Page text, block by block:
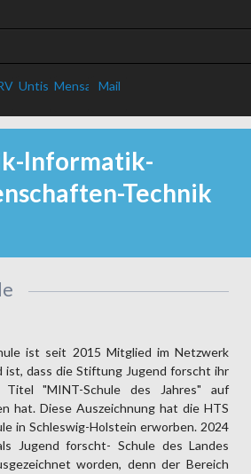
Untis Mensa Mail
Informatik-
Technik
ist seit 2015 Mitglied im Netzwerk
ist, dass die Stiftung Jugend forscht ihr
"MINT-Schule des Jahres" auf
hat. Diese Auszeichnung hat die HTS
in Schleswig-Holstein erworben. 2024
Jugend forscht- Schule des Landes
worden, denn der Bereich